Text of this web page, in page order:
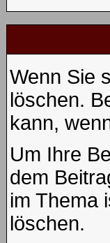
Wenn Sie
löschen.
kann,
Um Ihre
dem
im Thema
löschen.